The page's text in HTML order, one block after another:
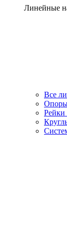
Линейные
Все
Рейки